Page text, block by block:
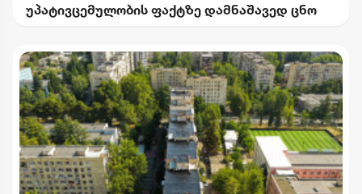
უპატივცემულობის ფაქტზე დამნაშავედ ცნო